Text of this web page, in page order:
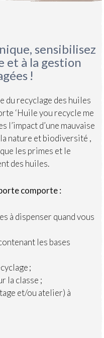
sensibilisez
et à la gestion
!
du recyclage des huiles
‘Huile you recycle me
l’impact d’une mauvaise
nature et biodiversité ,
les primes et le
des huiles.
comporte :
à dispenser quand vous
les bases
;
la classe ;
et/ou atelier) à